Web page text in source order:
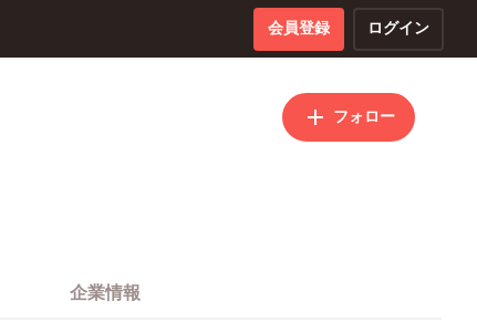
会員登録 ログイン
フォロー
企業情報